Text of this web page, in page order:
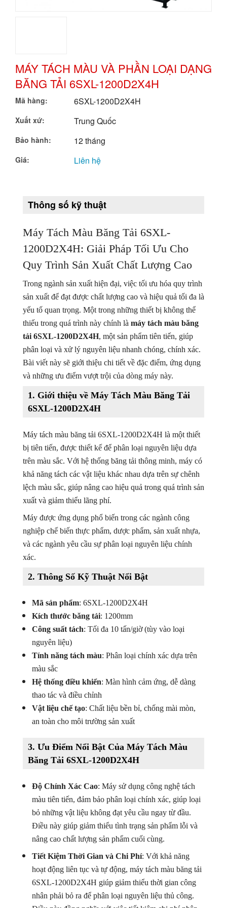
Máy Nén Khí Có Biến Tầng
Máy Nén Khí Piston (Không Dầu/ OIR FREE)
Máy Tách Màu Hạt Bo Bo
Máy Tách Màu Thuỷ Sản
Máy Đánh Bóng Hạt Nông Sản (ĐẬU, NGÔ....)
Máy Tách Hạt Đậu
Máy Tách Tạp Chất Tỷ Trọng
Máy Móc Ngành Khoáng Sản
MÁY TÁCH MÀU VÀ PHẦN LOẠI DẠNG
BĂNG TẢI 6SXL-1200D2X4H
Mã hàng: 6SXL-1200D2X4H
Xuất xứ: Trung Quốc
Bảo hành: 12 tháng
Giá: Liên hệ
Thông số kỹ thuật
Máy Tách Màu Băng Tải 6SXL-
1200D2X4H: Giải Pháp Tối Ưu Cho
Quy Trình Sản Xuất Chất Lượng Cao
Trong ngành sản xuất hiện đại, việc tối ưu hóa quy trình
sản xuất để đạt được chất lượng cao và hiệu quả tối đa là
yếu tố quan trọng. Một trong những thiết bị không thể
thiếu trong quá trình này chính là máy tách màu băng
tải 6SXL-1200D2X4H, một sản phẩm tiên tiến, giúp
phân loại và xử lý nguyên liệu nhanh chóng, chính xác.
Bài viết này sẽ giới thiệu chi tiết về đặc điểm, ứng dụng
và những ưu điểm vượt trội của dòng máy này.
1. Giới thiệu về Máy Tách Màu Băng Tải
6SXL-1200D2X4H
Máy tách màu băng tải 6SXL-1200D2X4H là một thiết
bị tiên tiến, được thiết kế để phân loại nguyên liệu dựa
trên màu sắc. Với hệ thống băng tải thông minh, máy có
khả năng tách các vật liệu khác nhau dựa trên sự chênh
lệch màu sắc, giúp nâng cao hiệu quả trong quá trình sản
xuất và giảm thiểu lãng phí.
Máy được ứng dụng phổ biến trong các ngành công
nghiệp chế biến thực phẩm, dược phẩm, sản xuất nhựa,
và các ngành yêu cầu sự phân loại nguyên liệu chính
xác.
2. Thông Số Kỹ Thuật Nổi Bật
Mã sản phẩm: 6SXL-1200D2X4H
Kích thước băng tải: 1200mm
Công suất tách: Tối đa 10 tấn/giờ (tùy vào loại
nguyên liệu)
Tính năng tách màu: Phân loại chính xác dựa trên
màu sắc
Hệ thống điều khiển: Màn hình cảm ứng, dễ dàng
thao tác và điều chỉnh
Vật liệu chế tạo: Chất liệu bền bỉ, chống mài mòn,
an toàn cho môi trường sản xuất
3. Ưu Điểm Nổi Bật Của Máy Tách Màu
Băng Tải 6SXL-1200D2X4H
Độ Chính Xác Cao: Máy sử dụng công nghệ tách
màu tiên tiến, đảm bảo phân loại chính xác, giúp loại
bỏ những vật liệu không đạt yêu cầu ngay từ đầu.
Điều này giúp giảm thiểu tình trạng sản phẩm lỗi và
nâng cao chất lượng sản phẩm cuối cùng.
Tiết Kiệm Thời Gian và Chi Phí: Với khả năng
hoạt động liên tục và tự động, máy tách màu băng tải
6SXL-1200D2X4H giúp giảm thiểu thời gian công
nhân phải bỏ ra để phân loại nguyên liệu thủ công.